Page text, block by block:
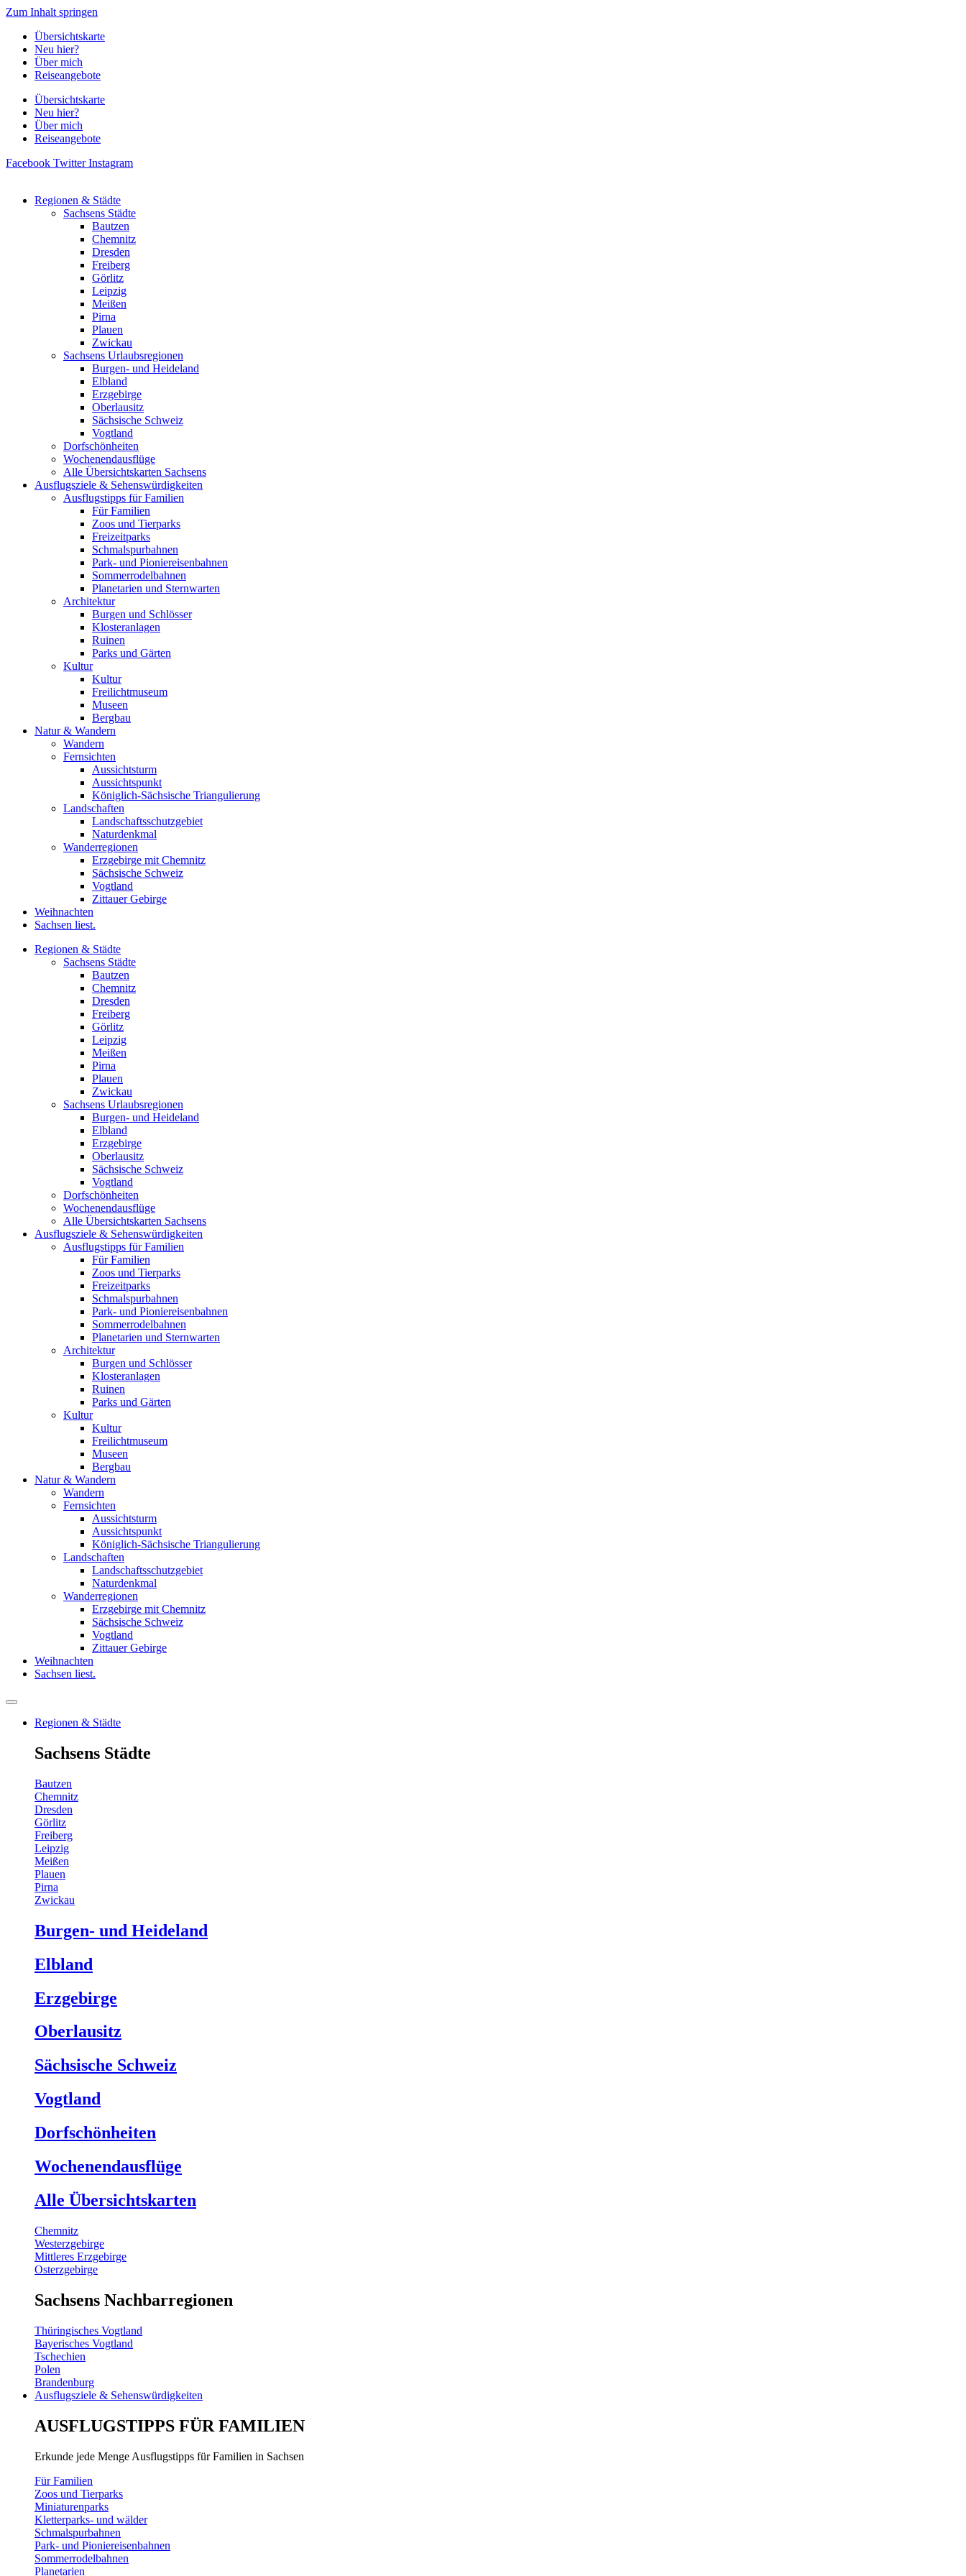
Zum Inhalt springen
Übersichtskarte
Neu hier?
Über mich
Reiseangebote
Übersichtskarte
Neu hier?
Über mich
Reiseangebote
Facebook Twitter Instagram
Regionen & Städte
Sachsens Städte
Bautzen
Chemnitz
Dresden
Freiberg
Görlitz
Leipzig
Meißen
Pirna
Plauen
Zwickau
Sachsens Urlaubsregionen
Burgen- und Heideland
Elbland
Erzgebirge
Oberlausitz
Sächsische Schweiz
Vogtland
Dorfschönheiten
Wochenendausflüge
Alle Übersichtskarten Sachsens
Ausflugsziele & Sehenswürdigkeiten
Ausflugstipps für Familien
Für Familien
Zoos und Tierparks
Freizeitparks
Schmalspurbahnen
Park- und Pioniereisenbahnen
Sommerrodelbahnen
Planetarien und Sternwarten
Architektur
Burgen und Schlösser
Klosteranlagen
Ruinen
Parks und Gärten
Kultur
Kultur
Freilichtmuseum
Museen
Bergbau
Natur & Wandern
Wandern
Fernsichten
Aussichtsturm
Aussichtspunkt
Königlich-Sächsische Triangulierung
Landschaften
Landschaftsschutzgebiet
Naturdenkmal
Wanderregionen
Erzgebirge mit Chemnitz
Sächsische Schweiz
Vogtland
Zittauer Gebirge
Weihnachten
Sachsen liest.
Regionen & Städte
Sachsens Städte
Bautzen
Chemnitz
Dresden
Freiberg
Görlitz
Leipzig
Meißen
Pirna
Plauen
Zwickau
Sachsens Urlaubsregionen
Burgen- und Heideland
Elbland
Erzgebirge
Oberlausitz
Sächsische Schweiz
Vogtland
Dorfschönheiten
Wochenendausflüge
Alle Übersichtskarten Sachsens
Ausflugsziele & Sehenswürdigkeiten
Ausflugstipps für Familien
Für Familien
Zoos und Tierparks
Freizeitparks
Schmalspurbahnen
Park- und Pioniereisenbahnen
Sommerrodelbahnen
Planetarien und Sternwarten
Architektur
Burgen und Schlösser
Klosteranlagen
Ruinen
Parks und Gärten
Kultur
Kultur
Freilichtmuseum
Museen
Bergbau
Natur & Wandern
Wandern
Fernsichten
Aussichtsturm
Aussichtspunkt
Königlich-Sächsische Triangulierung
Landschaften
Landschaftsschutzgebiet
Naturdenkmal
Wanderregionen
Erzgebirge mit Chemnitz
Sächsische Schweiz
Vogtland
Zittauer Gebirge
Weihnachten
Sachsen liest.
Regionen & Städte
Sachsens Städte
Bautzen
Chemnitz
Dresden
Görlitz
Freiberg
Leipzig
Meißen
Plauen
Pirna
Zwickau
Burgen- und Heideland
Elbland
Erzgebirge
Oberlausitz
Sächsische Schweiz
Vogtland
Dorfschönheiten
Wochenendausflüge
Alle Übersichtskarten
Chemnitz
Westerzgebirge
Mittleres Erzgebirge
Osterzgebirge
Sachsens Nachbarregionen
Thüringisches Vogtland
Bayerisches Vogtland
Tschechien
Polen
Brandenburg
Ausflugsziele & Sehenswürdigkeiten
AUSFLUGSTIPPS FÜR FAMILIEN
Erkunde jede Menge Ausflugstipps für Familien in Sachsen
Für Familien
Zoos und Tierparks
Miniaturenparks
Kletterparks- und wälder
Schmalspurbahnen
Park- und Pioniereisenbahnen
Sommerrodelbahnen
Planetarien